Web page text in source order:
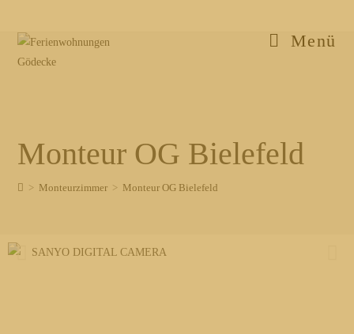
Menü
Monteur OG Bielefeld
> Monteurzimmer > Monteur OG Bielefeld